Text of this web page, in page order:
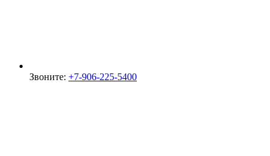
Звоните: +7-906-225-5400